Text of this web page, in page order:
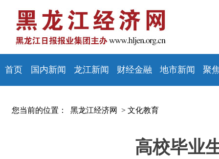
首页 国内新闻 龙江新闻 财经金融 地市新闻 聚
您当前的位置： 黑龙江经济网 > 文化教育
高校毕业